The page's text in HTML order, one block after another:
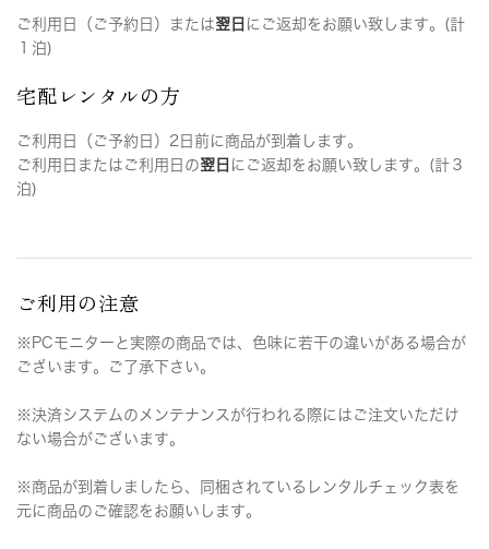
ご利用日（ご予約日）または翌日 にご返却をお願い致します。(計
１泊)
宅配レンタルの方
ご利用日（ご予約日）2日前に商品が到着します。
ご利用日またはご利用日の翌日 にご返却をお願い致します。(計３
泊)
ご利用の注意
※PCモニターと実際の商品では、色味に若干の違いがある場合が
ございます。ご了承下さい。
※決済システムのメンテナンスが行われる際にはご注文いただけ
ない場合がございます。
※商品が到着しましたら、同梱されているレンタルチェック表を
元に商品のご確認をお願いします。